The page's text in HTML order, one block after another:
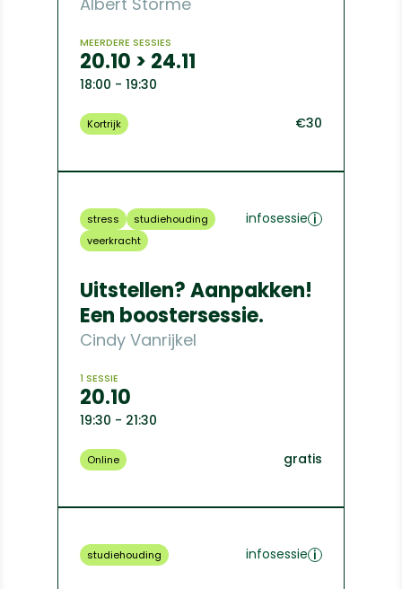
MEERDERE SESSIES
20.10 > 24.11
18:00 - 19:30
Kortrijk €30
stress
studiehouding
veerkracht
infosessie
Uitstellen? Aanpakken!
Een boostersessie.
Cindy Vanrijkel
1 SESSIE
20.10
19:30 - 21:30
Online gratis
studiehouding infosessie